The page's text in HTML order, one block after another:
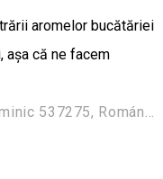
aromelor bucătăriei
așa că ne facem
Strd. Principala, nr. 2024/A, Sândominic 537275, Románia